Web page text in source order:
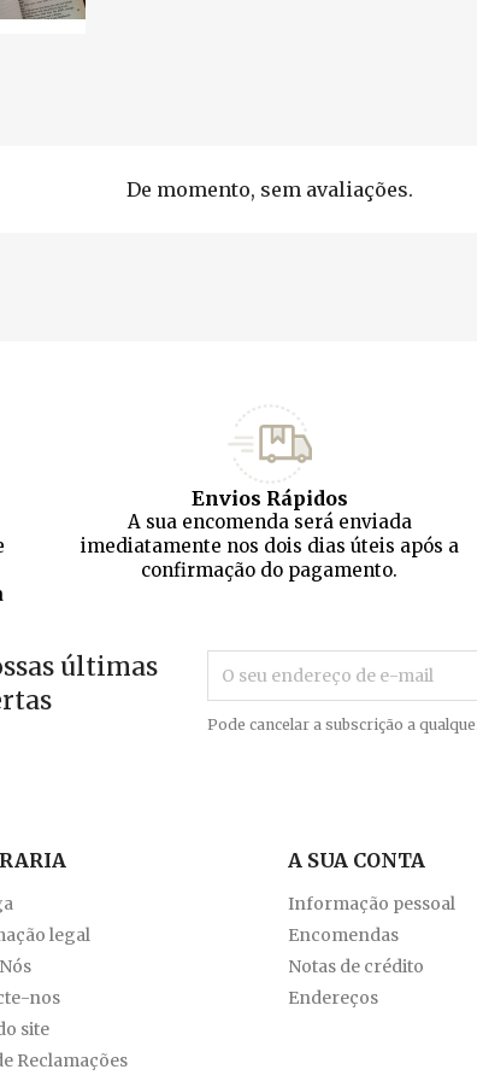
De momento, sem avaliações.
Envios Rápidos
A sua encomenda será enviada
imediatamente nos dois dias úteis após a
confirmação do pagamento.
últimas
Pode cancelar a subscrição a
legal
nos
site
Reclamações
A SUA CONTA
Informação pessoal
Encomendas
Notas de crédito
Endereços